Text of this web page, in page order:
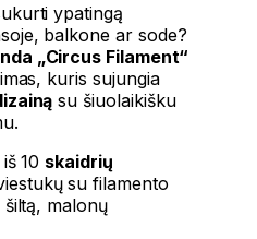
ypatingą
balkone ar sode?
„Circus Filament“
kuris sujungia
su šiuolaikišku
10 skaidrių
su filamento
malonų